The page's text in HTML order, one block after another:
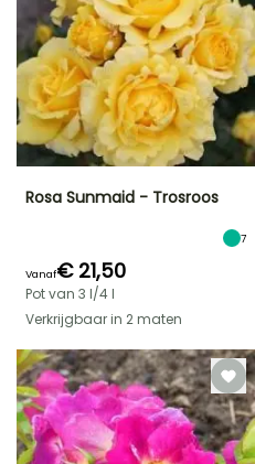
Rosa Sunmaid - Trosroos
7
Vanaf€ 21,50
Pot van 3 l/4 l
Verkrijgbaar in 2 maten